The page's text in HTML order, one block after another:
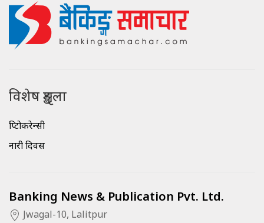
विशेष शृङ्खला
क्रिप्टोकरेन्सी
नारी दिवस
Banking News & Publication Pvt. Ltd.
Jwagal-10, Lalitpur